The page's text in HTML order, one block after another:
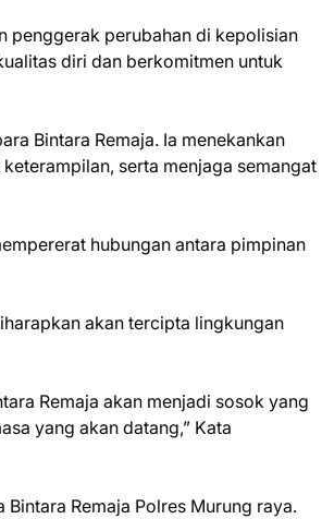
penggerak perubahan di kepolisian
diri dan berkomitmen untuk
Bintara Remaja. Ia menekankan
serta menjaga semangat
hubungan antara pimpinan
akan tercipta lingkungan
Remaja akan menjadi sosok yang
yang akan datang,” Kata
Remaja Polres Murung raya.